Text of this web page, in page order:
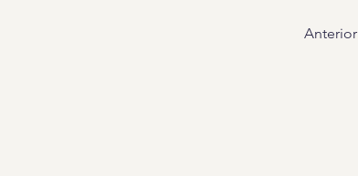
Anterior